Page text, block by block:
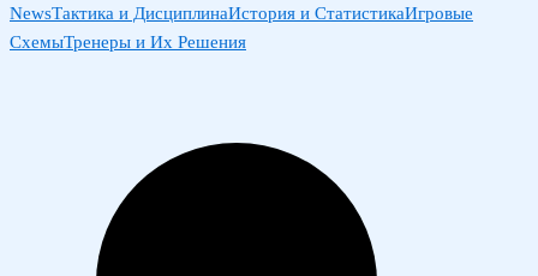
NewsТактика и ДисциплинаИстория и СтатистикаИгровые
СхемыТренеры и Их Решения